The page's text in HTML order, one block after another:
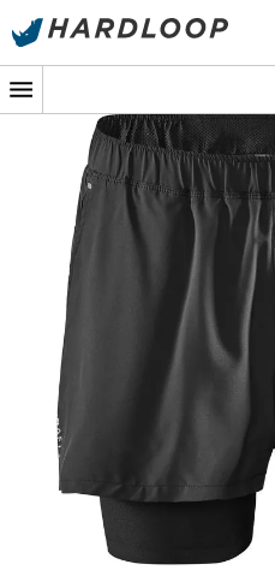
Letnie promocje 🔥 -5%